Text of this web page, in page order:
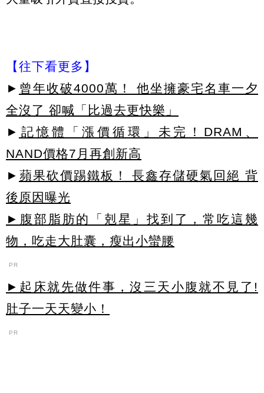
【往下看更多】
► 曾年收破4000萬！ 他坐擁豪宅名車一夕
全沒了 卻喊「比過去更快樂」
► 記憶體「漲價循環」未完！DRAM、
NAND價格7月再創新高
► 蘋果砍價踢鐵板！ 長鑫存儲硬氣回絕 背
後原因曝光
►腹部脂肪的「剋星」找到了，常吃這幾
物，吃走大肚囊，瘦出小蠻腰
PR
►起床就先做件事，沒三天小腹就不見了!
肚子一天天變小！
PR